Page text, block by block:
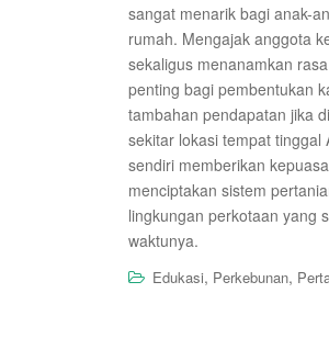
sangat menarik bagi anak-
rumah. Mengajak anggota
sekaligus menanamkan
penting bagi pembentukan
tambahan pendapatan jika
sekitar lokasi tempat
sendiri memberikan
menciptakan sistem
lingkungan perkotaan yang
waktunya.
Edukasi, Perkebunan,